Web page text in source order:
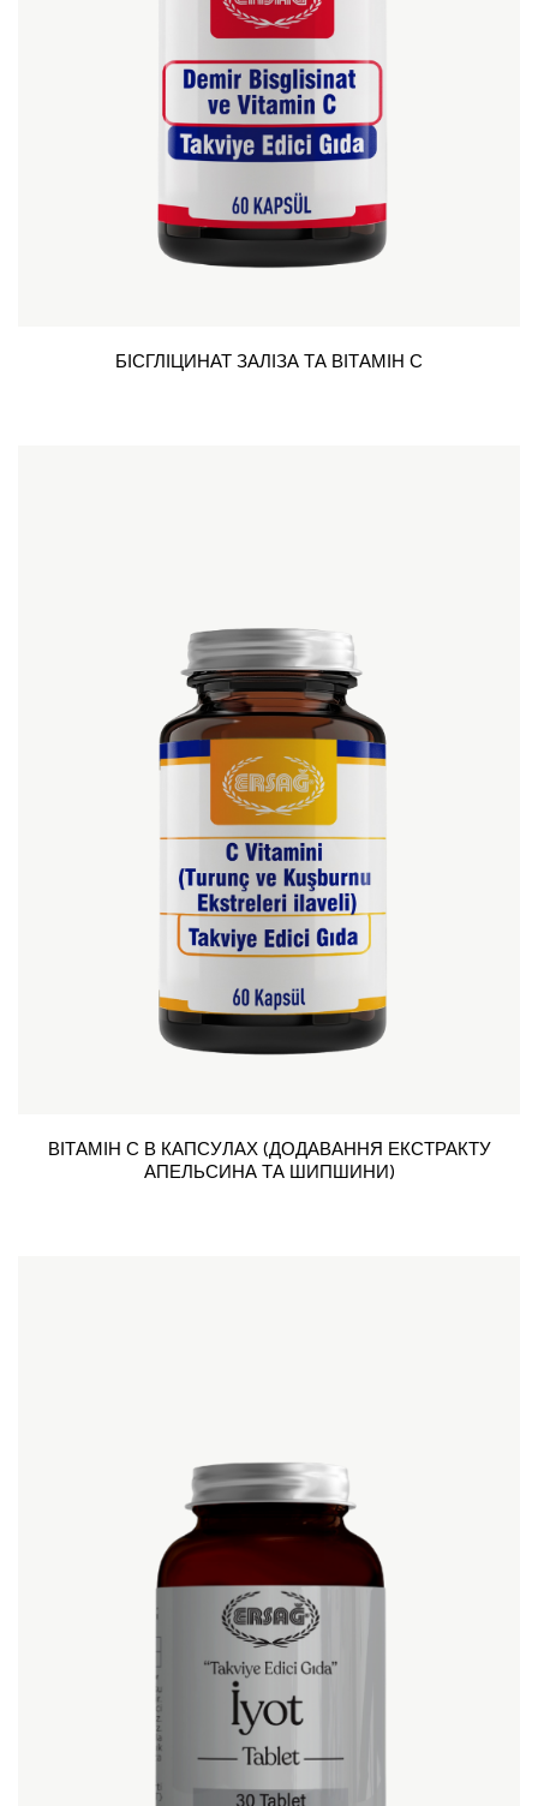
БІСГЛІЦИНАТ ЗАЛІЗА ТА ВІТАМІН С
ВІТАМІН С В КАПСУЛАХ (ДОДАВАННЯ ЕКСТРАКТУ
АПЕЛЬСИНА ТА ШИПШИНИ)